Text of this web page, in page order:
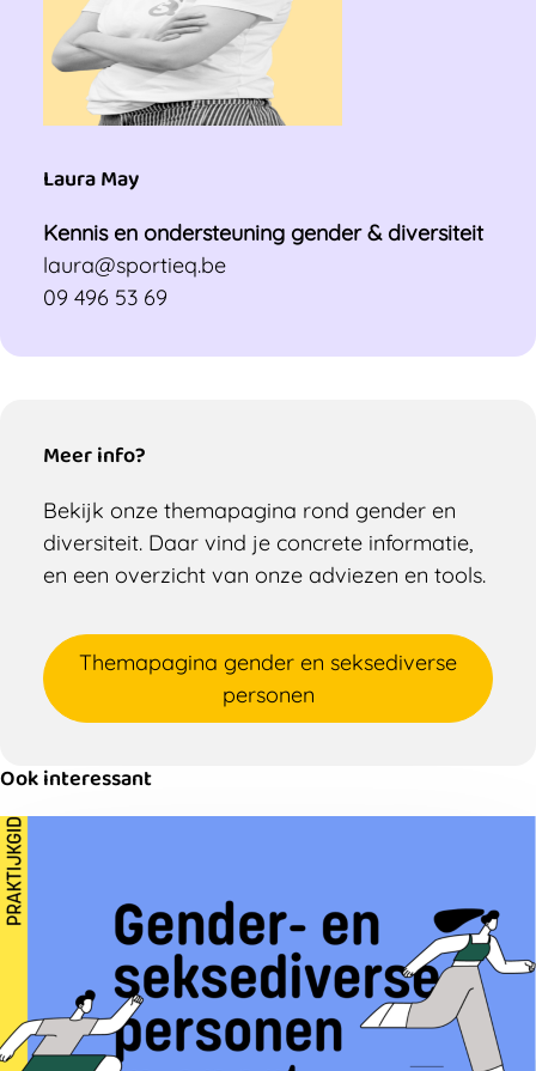
Laura May
Kennis en ondersteuning gender & diversiteit
laura@sportieq.be
09 496 53 69
Meer info?
Bekijk onze themapagina rond gender en
diversiteit. Daar vind je concrete informatie,
en een overzicht van onze adviezen en tools.
Themapagina gender en seksediverse
personen
Ook interessant